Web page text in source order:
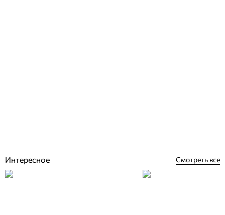
Интересное Смотреть все